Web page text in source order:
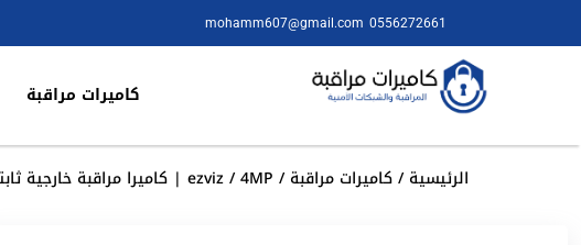
0556272661
mohamm607@gmail.com
كاميرات مراقبة
الرئيسية/كاميرات مراقبة/
ezviz/ 4MP | كاميرا مراقبة خارجية ثابته واي فاي | مزود بمصباح جداري | LC3 EZVIZ